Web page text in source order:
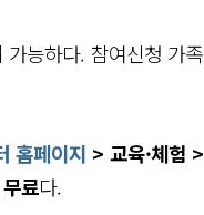
능하다. 참여신청 가족
홈페이지 > 교육·체험 >
료다.